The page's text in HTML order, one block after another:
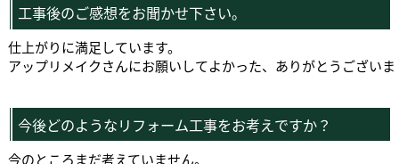
工事後のご感想をお聞かせ下さい。
仕上がりに満足しています。
アップリメイクさんにお願いしてよかった、ありがとうござい
今後どのようなリフォーム工事をお考えですか？
今のところまだ考えていません。